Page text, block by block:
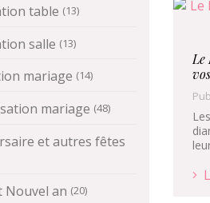
table (13)
salle (13)
mariage (14)
mariage (48)
et autres fêtes
Nouvel an (20)
Le